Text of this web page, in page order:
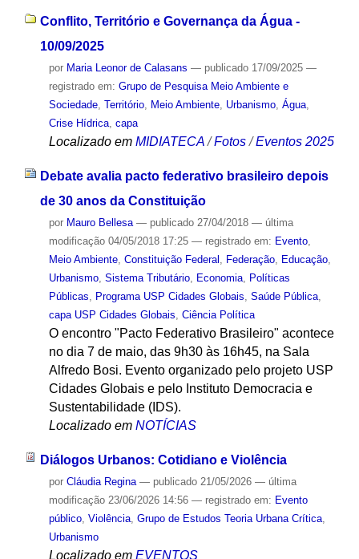
Conflito, Território e Governança da Água -
10/09/2025
por Maria Leonor de Calasans — publicado17/09/2025 —
registrado em: Grupo de Pesquisa Meio Ambiente e
Sociedade, Território, Meio Ambiente, Urbanismo, Água,
Crise Hídrica, capa
Localizado em MIDIATECA /Fotos /Eventos 2025
Debate avalia pacto federativo brasileiro depois
de 30 anos da Constituição
por Mauro Bellesa — publicado27/04/2018 — última
modificação04/05/2018 17:25 — registrado em: Evento,
Meio Ambiente, Constituição Federal , Federação, Educação,
Urbanismo, Sistema Tributário, Economia, Políticas
Públicas, Programa USP Cidades Globais, Saúde Pública,
capa USP Cidades Globais, Ciência Política
O encontro "Pacto Federativo Brasileiro" acontece
no dia 7 de maio, das 9h30 às 16h45, na Sala
Alfredo Bosi. Evento organizado pelo projeto USP
Cidades Globais e pelo Instituto Democracia e
Sustentabilidade (IDS).
Localizado em NOTÍCIAS
Diálogos Urbanos: Cotidiano e Violência
por Cláudia Regina — publicado21/05/2026 — última
modificação23/06/2026 14:56 — registrado em: Evento
público, Violência, Grupo de Estudos Teoria Urbana Crítica,
Urbanismo
Localizado em EVENTOS